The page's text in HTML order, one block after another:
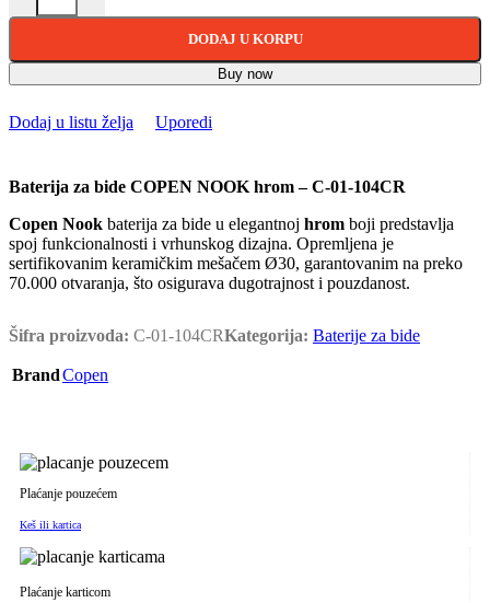
DODAJ U KORPU
Buy now
Dodaj u listu želja Uporedi
Baterija za bide COPEN NOOK hrom – C-01-104CR
Copen Nook baterija za bide u elegantnoj hrom boji predstavlja
spoj funkcionalnosti i vrhunskog dizajna. Opremljena je
sertifikovanim keramičkim mešačem Ø30, garantovanim na preko
70.000 otvaranja, što osigurava dugotrajnost i pouzdanost.
Šifra proizvoda: C-01-104CRKategorija: Baterije za bide
BrandCopen
Plaćanje pouzećem
Keš ili kartica
Plaćanje karticom